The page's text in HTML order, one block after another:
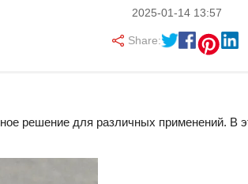
2025-01-14 13:57
Share:
решение для различных применений. В